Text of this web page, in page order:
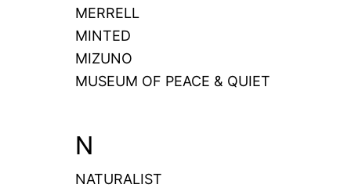
MERRELL
MINTED
MIZUNO
MUSEUM OF PEACE & QUIET
N
NATURALIST